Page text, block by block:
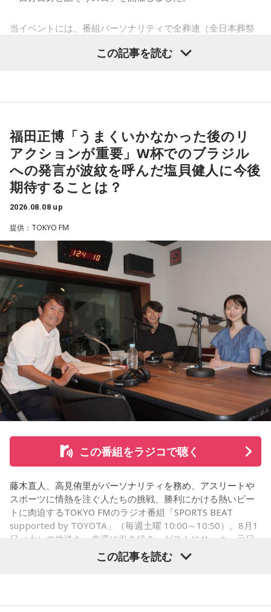
Webサイト：https://selene-uranai.com/
ど、100％皆さんに必ず来るお別れなので、そのお別れとど
ればと思います」と締めくくりました。
れながら、自分自身の想いを見つめ直す機会を届けました。
なお、この模様は8月11日（火・祝）午前9時00分～10時00
分に、文化放送で特別番組として放送します。
【特別番組概要】
■番組名：『田村淳のNewsCLUB「自分自身と話そうの
日」』
■放送日時：2026年8月11日（火・祝）午前9時00分～10時
00分
■出演：田村淳、砂山圭大郎（文化放送アナウンサー）
■提供：全日本葬祭業協同組合連合会（全葬連）
当イベントには、番組パーソナリティで全葬連（全日本葬祭
村淳と、アシスタントの砂山圭大郎アナウンサーが登壇。
昨年に続き2回目の開催となる本イベントは、参加者が自分自
身を見つめ直す2つのコーナーで展開。「自分への表彰状を送
ろう」のコーナーでは、大きな成功でなくても「自分、本当
によく頑張ったな」と思えるこれまでの出来事を、“自分への
表彰状”という形で来場者から募集・紹介。自身の記憶を改め
て言葉にすることで、人生をじっくりと見つめ直す時間とな
りました。
続く「人生の最後に流したい私のエンディング曲」のコーナ
ーでは、来場者が選んだ“人生の最後に流したい一曲”にまつわ
る思い出を紹介。音楽を通してこれまでの人生を振り返りな
がら、これからの“自分らしい生き方”を考える時間を共有しま
した。田村は、人生の最後に流したい曲について、「お葬式
で流す曲は決めている。しかも自分の声で流したいと思っ
て、毎日ギターの弾き語りを書斎で練習して、音源として残
しているんです。娘たちにも聴こえているはずだから、お葬
式のときに『パパが弾いてた曲だ』と思ってもらえたら」と
思いを語りました。
コーナー後には、来場者から田村への質疑応答も実施。最後
には、田村がイベントを振り返り、「リスナーの皆さんのエ
ンディング曲の話とかを聞いているだけでも、僕はポジティ
ブになれた。確かに死はすごく悲しいことではあるんだけ
うやって向き合うかということを考える一つのきっかけにな
この記事を読む
福田正博「うまくいかなかった後のリ
アクションが重要」W杯でのブラジル
への発言が波紋を呼んだ塩貝健人に今後
期待することは？
2026.08.08 up
提供：TOKYO FM
この番組をラジコで聴く
藤木直人、高見侑里がパーソナリティを務め、アスリートや
スポーツに情熱を注ぐ人たちの挑戦、勝利にかける熱いビー
トに肉迫するTOKYO FMのラジオ番組「SPORTS BEAT
supported by TOYOTA」（毎週土曜 10:00～10:50）。8月1
日（土）の放送も、先週に引き続き、ゲストにサッカー元日
本代表の福田正博さんが登場！ 当記事では、「FIFAワールド
カップ26（以下、W杯）」でブラジルに対する発言が波紋を
この記事を読む